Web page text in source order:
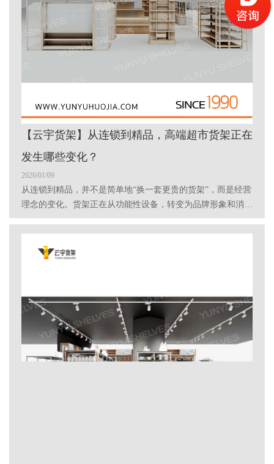
【云宇货架】从连锁到精品，高端超市货架正在
发生哪些变化？
2026/01/09
从连锁到精品，并不是简单地“换一套更贵的货架”，而是经营
理念的变化。货架正在从功能性设备，转变为品牌形象和消费
体验的重要组成部分。云宇货架始终围绕实际运营需求，为高
端超市提供更匹配、更耐用的精品货架解决方案。